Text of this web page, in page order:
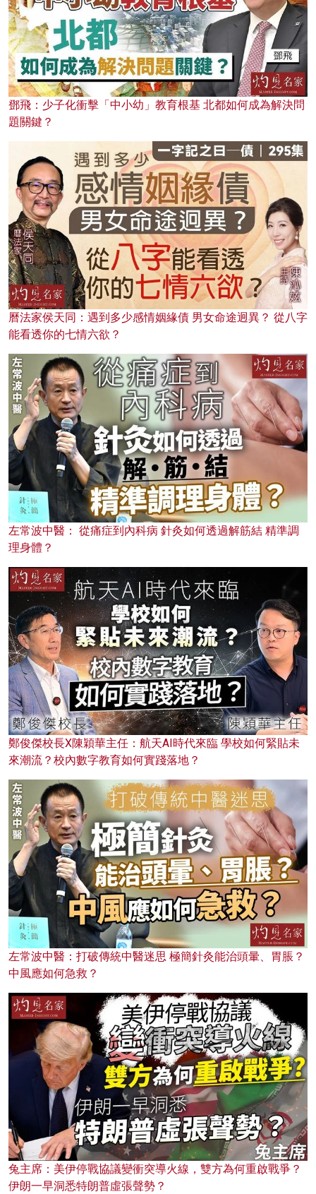
鄧飛：少子化衝擊「中小幼」教育根基 北都如何成為解決問
題關鍵？
曆法家侯天同：遇到多少感情姻緣債 男女命途迥異？ 從八字
能看透你的七情六欲？
左常波中醫： 從痛症到內科病 針灸如何透過解筋結 精準調
理身體？
鄭俊傑校長X陳穎華主任：航天AI時代來臨 學校如何緊貼未
來潮流？校內數字教育如何實踐落地？
左常波中醫：打破傳統中醫迷思 極簡針灸能治頭暈、胃脹？
中風應如何急救？
兔主席：美伊停戰協議變衝突導火線，雙方為何重啟戰爭？
伊朗一早洞悉特朗普虛張聲勢？